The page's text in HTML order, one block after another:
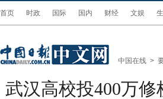
首页 时政 国际 国内 财经 文娱
中国在线 >
武汉高校投400万